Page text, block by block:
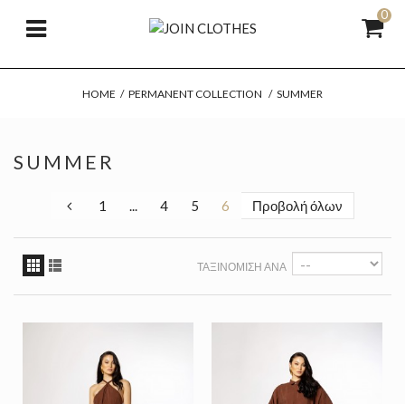
0
HOME / PERMANENT COLLECTION / SUMMER
SUMMER
1 ... 4 5 6 Προβολή όλων
ΤΑΞΙΝΌΜΙΣΗ ΑΝΆ